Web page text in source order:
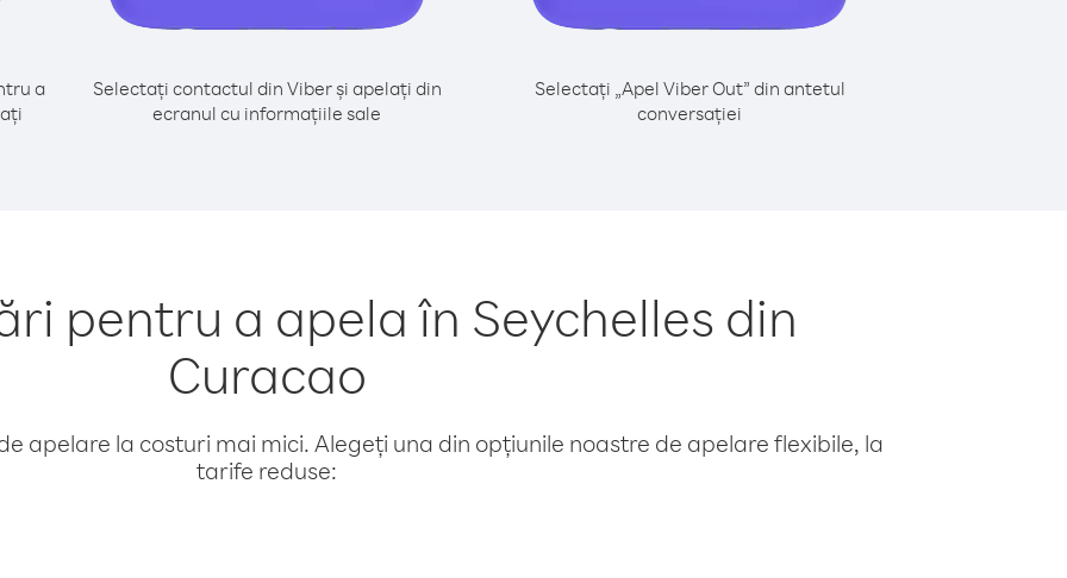
a
Selectați contactul din Viber și apelați din
ecranul cu informațiile sale
Selectați „Apel Viber Out” din antetul
conversației
pentru a apela în Seychelles din
Curacao
apelare la costuri mai mici. Alegeți una din opțiunile noastre de apelare flexibile, la
tarife reduse: